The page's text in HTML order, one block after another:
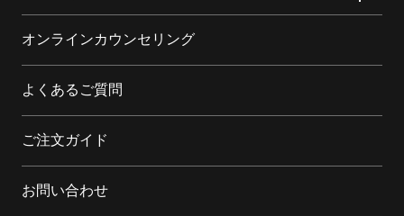
オンラインカウンセリング
よくあるご質問
ご注文ガイド
お問い合わせ